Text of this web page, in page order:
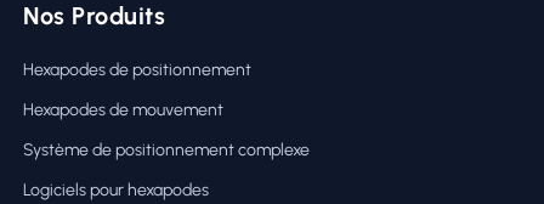
Nos Produits
Hexapodes de positionnement
Hexapodes de mouvement
Système de positionnement complexe
Logiciels pour hexapodes